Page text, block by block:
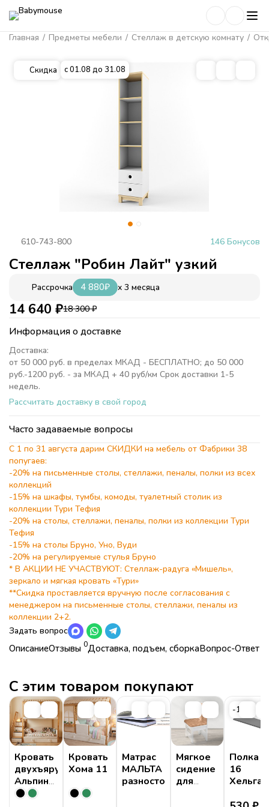
Главная / Предметы мебели / Стеллаж в детскую комнату /
Скидка с 01.08 до 31.08
ОписаниеОтзывы 0Доставка, подъем, сборкаВопрос-Ответ
Коллекция
Детская комната "Робин Лайт"
Страна
Россия
Цветовая гамма
КЛЁН+Белый шелк
Ширина
Высота
205 см
Глубина
40 см
Стиль
Современные,Эко
Стеллаж предназначен для книг и игрушек.
Страна
Цветовая гамма
КЛЁН+Белый шелк
Ширина
40 см
Высота
Глубина
40 см
Стиль
Современные,
610-743-800 146 Бонусов
Стеллаж "Робин Лайт" узкий
Рассрочка 4 880₽ x 3 месяца
14 640 ₽18 300₽
Информация о доставке
Доставка:
от 50 000 руб. в пределах МКАД - БЕСПЛАТНО; до 50 000
руб.-1200 руб. - за МКАД + 40 руб/км Срок доставки 1-5
недель.
Рассчитать доставку в свой город
Часто задаваемые вопросы
С 1 по 31 августа дарим СКИДКИ на мебель от Фабрики 38
попугаев:
-20% на письменные столы, стеллажи, пеналы, полки из всех
коллекций
-15% на шкафы, тумбы, комоды, туалетный столик из
коллекции Тури Тефия
-20% на столы, стеллажи, пеналы, полки из коллекции Тури
Тефия
-15% на столы Бруно, Уно, Вуди
-20% на регулируемые стулья Бруно
* В АКЦИИ НЕ УЧАСТВУЮТ: Стеллаж-радуга «Мишель»,
зеркало и мягкая кровать «Тури»
**Скидка проставляется вручную после согласования с
менеджером на письменные столы, стеллажи, пеналы из
коллекции 2+2.
Задать вопрос
С этим товаром покупают
Кровать
двухъярусная
Альпина
1
Кровать
Хома 11
Матрас
МАЛЬТА
разносторонний
Мягкое
сидение
для
-11%
Полка
16
Хельга